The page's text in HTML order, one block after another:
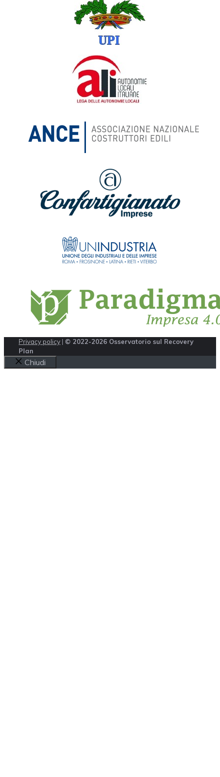
Privacy policy | © 2022-2026 Osservatorio sul Recovery
Plan
Chiudi